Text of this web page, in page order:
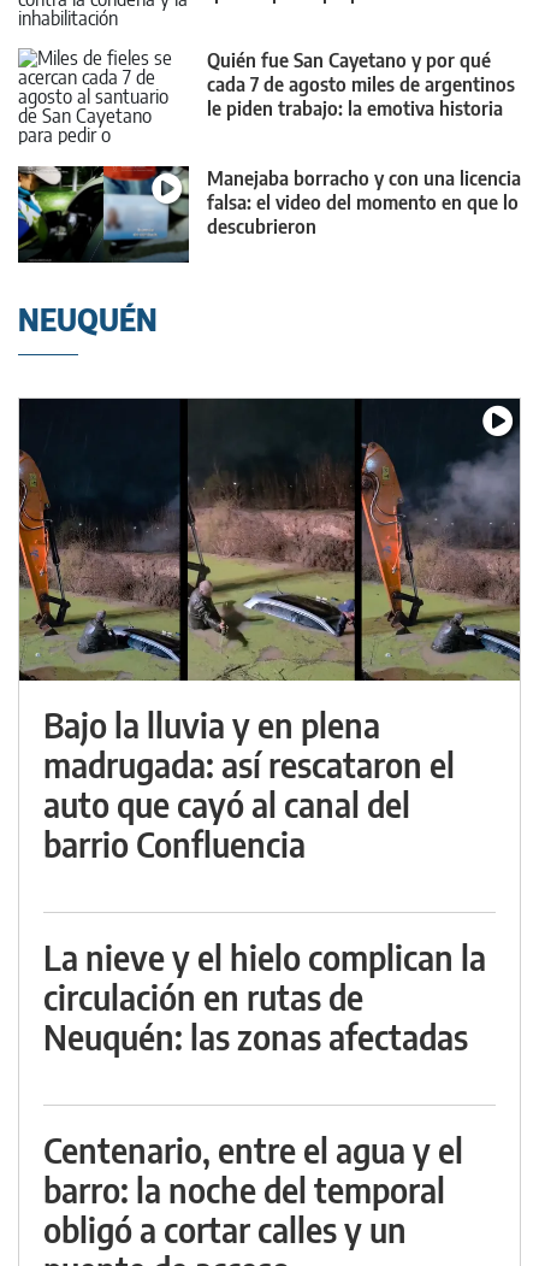
Quién fue San Cayetano y por qué
cada 7 de agosto miles de argentinos
le piden trabajo: la emotiva historia
Manejaba borracho y con una licencia
falsa: el video del momento en que lo
descubrieron
NEUQUÉN
Bajo la lluvia y en plena
madrugada: así rescataron el
auto que cayó al canal del
barrio Confluencia
La nieve y el hielo complican la
circulación en rutas de
Neuquén: las zonas afectadas
Centenario, entre el agua y el
barro: la noche del temporal
obligó a cortar calles y un